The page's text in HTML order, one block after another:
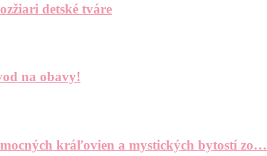
detské tváre
na obavy!
kráľovien a mystických bytostí zo…